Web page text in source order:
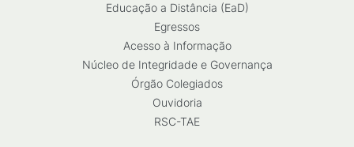
Educação a Distância (EaD)
Egressos
Acesso à Informação
Núcleo de Integridade e Governança
Órgão Colegiados
Ouvidoria
RSC-TAE